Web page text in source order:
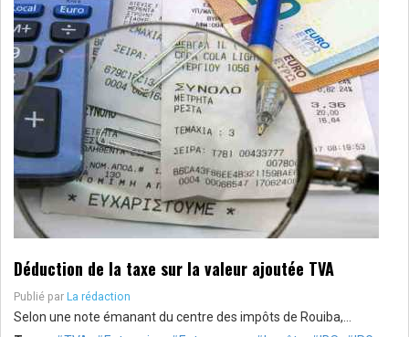
Déduction de la taxe sur la valeur ajoutée TVA
Publié par La rédaction
Selon une note émanant du centre des impôts de Rouiba,…